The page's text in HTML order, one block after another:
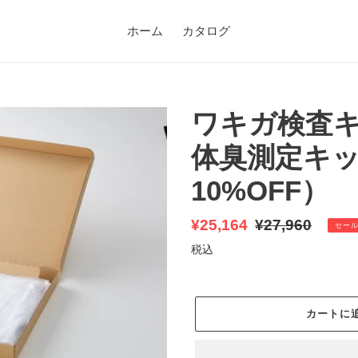
ホーム カタログ
ワキガ検査
体臭測定キ
10%OFF）
販
売
¥25,164 通
¥27,960 セール
税込
カートに